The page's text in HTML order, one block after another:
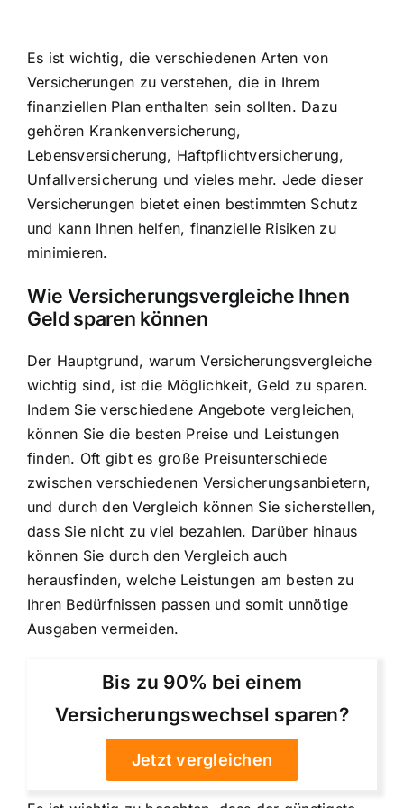
Es ist wichtig, die verschiedenen Arten von
Versicherungen zu verstehen, die in Ihrem
finanziellen Plan enthalten sein sollten. Dazu
gehören Krankenversicherung,
Lebensversicherung, Haftpflichtversicherung,
Unfallversicherung und vieles mehr. Jede dieser
Versicherungen bietet einen bestimmten Schutz
und kann Ihnen helfen, finanzielle Risiken zu
minimieren.
Wie Versicherungsvergleiche Ihnen
Geld sparen können
Der Hauptgrund, warum Versicherungsvergleiche
wichtig sind, ist die Möglichkeit, Geld zu sparen.
Indem Sie verschiedene Angebote vergleichen,
können Sie die besten Preise und Leistungen
finden. Oft gibt es große Preisunterschiede
zwischen verschiedenen Versicherungsanbietern,
und durch den Vergleich können Sie sicherstellen,
dass Sie nicht zu viel bezahlen. Darüber hinaus
können Sie durch den Vergleich auch
herausfinden, welche Leistungen am besten zu
Ihren Bedürfnissen passen und somit unnötige
Ausgaben vermeiden.
Bis zu 90% bei einem
Versicherungswechsel sparen?
Jetzt vergleichen